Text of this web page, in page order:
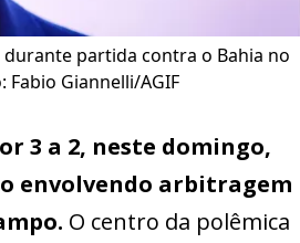
partida contra o Bahia no
Giannelli/AGIF
3 a 2, neste domingo,
envolvendo arbitragem
O centro da polêmica